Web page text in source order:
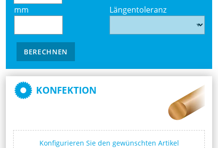
mm
Längentoleranz
BERECHNEN
KONFEKTION
Konfigurieren Sie den gewünschten Artikel